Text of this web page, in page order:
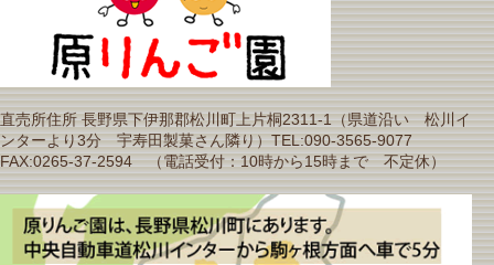
直売所住所 長野県下伊那郡松川町上片桐2311-1（県道沿い 松川イ
ンターより3分 宇寿田製菓さん隣り）TEL:090-3565-9077
FAX:0265-37-2594 （電話受付：10時から15時まで 不定休）